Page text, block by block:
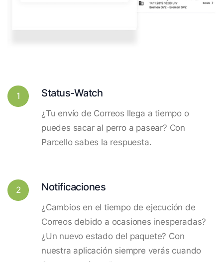
1 Status-Watch
¿Tu envío de Correos llega a tiempo o
puedes sacar al perro a pasear? Con
Parcello sabes la respuesta.
2 Notificaciones
¿Cambios en el tiempo de ejecución de
Correos debido a ocasiones inesperadas?
¿Un nuevo estado del paquete? Con
nuestra aplicación siempre verás cuando